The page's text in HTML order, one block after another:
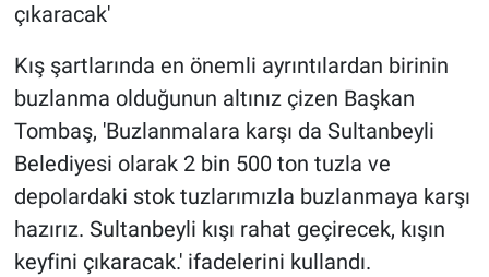
çıkaracak'
Kış şartlarında en önemli ayrıntılardan birinin
buzlanma olduğunun altınız çizen Başkan
Tombaş, 'Buzlanmalara karşı da Sultanbeyli
Belediyesi olarak 2 bin 500 ton tuzla ve
depolardaki stok tuzlarımızla buzlanmaya karşı
hazırız. Sultanbeyli kışı rahat geçirecek, kışın
keyfini çıkaracak.' ifadelerini kullandı.